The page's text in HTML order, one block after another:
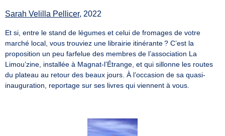
Sarah Velilla Pellicer, 2022
Et si, entre le stand de légumes et celui de fromages de votre
marché local, vous trouviez une librairie itinérante ? C’est la
proposition un peu farfelue des membres de l’association La
Limou’zine, installée à Magnat-l’Étrange, et qui sillonne les routes
du plateau au retour des beaux jours. À l’occasion de sa quasi-
inauguration, reportage sur ses livres qui viennent à vous.